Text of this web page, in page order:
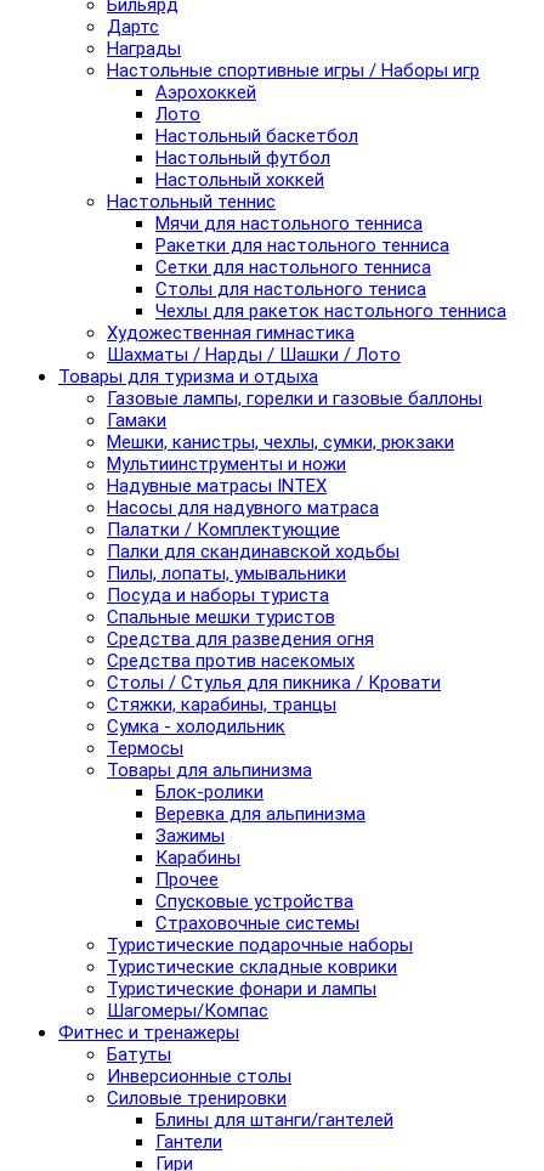
Бильярд
Дартс
Награды
Настольные спортивные игры / Наборы игр
Аэрохоккей
Лото
Настольный баскетбол
Настольный футбол
Настольный хоккей
Настольный теннис
Мячи для настольного тенниса
Ракетки для настольного тенниса
Сетки для настольного тенниса
Столы для настольного тениса
Чехлы для ракеток настольного тенниса
Художественная гимнастика
Шахматы / Нарды / Шашки / Лото
Товары для туризма и отдыха
Газовые лампы, горелки и газовые баллоны
Гамаки
Мешки, канистры, чехлы, сумки, рюкзаки
Мультиинструменты и ножи
Надувные матрасы INTEX
Насосы для надувного матраса
Палатки / Комплектующие
Палки для скандинавской ходьбы
Пилы, лопаты, умывальники
Посуда и наборы туриста
Спальные мешки туристов
Средства для разведения огня
Средства против насекомых
Столы / Стулья для пикника / Кровати
Стяжки, карабины, транцы
Сумка - холодильник
Термосы
Товары для альпинизма
Блок-ролики
Веревка для альпинизма
Зажимы
Карабины
Прочее
Спусковые устройства
Страховочные системы
Туристические подарочные наборы
Туристические складные коврики
Туристические фонари и лампы
Шагомеры/Компас
Фитнес и тренажеры
Батуты
Инверсионные столы
Силовые тренировки
Блины для штанги/гантелей
Гантели
Гири